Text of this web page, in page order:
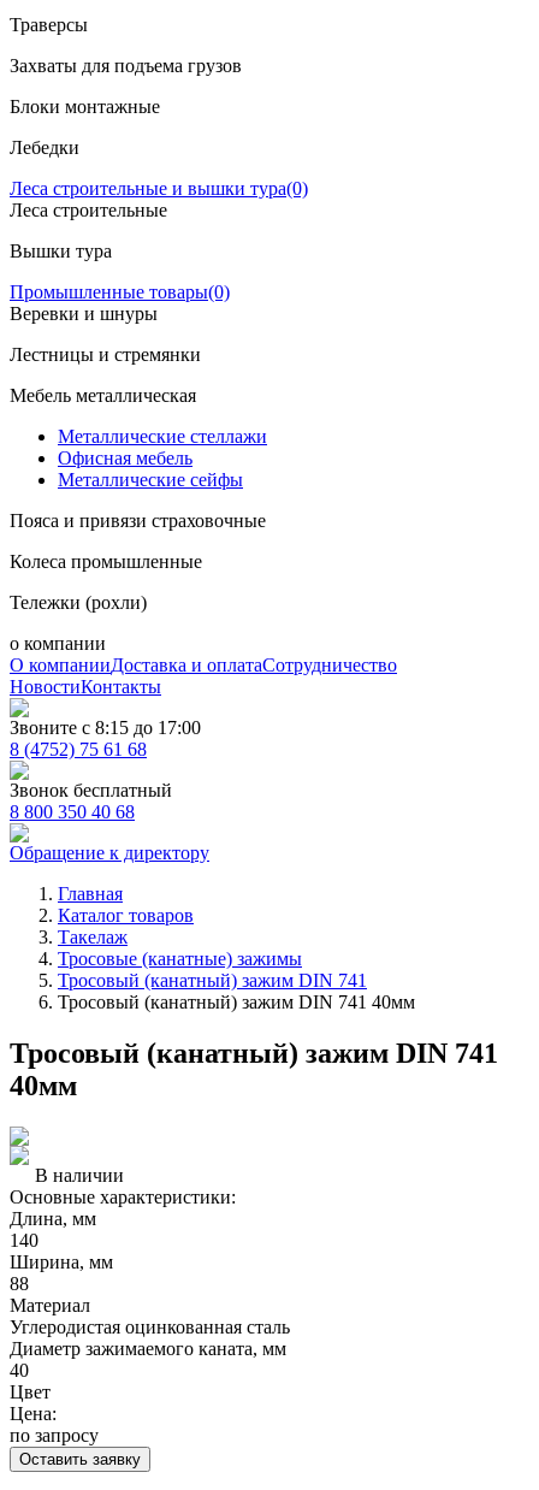
Траверсы
Захваты для подъема грузов
Блоки монтажные
Лебедки
Леса строительные и вышки тура(0)
Леса строительные
Вышки тура
Промышленные товары(0)
Веревки и шнуры
Лестницы и стремянки
Мебель металлическая
Металлические стеллажи
Офисная мебель
Металлические сейфы
Пояса и привязи страховочные
Колеса промышленные
Тележки (рохли)
о компании
О компанииДоставка и оплатаСотрудничество
НовостиКонтакты
Звоните с 8:15 до 17:00
8 (4752) 75 61 68
Звонок бесплатный
8 800 350 40 68
Обращение к директору
Главная
Каталог товаров
Такелаж
Тросовые (канатные) зажимы
Тросовый (канатный) зажим DIN 741
Тросовый (канатный) зажим DIN 741 40мм
Тросовый (канатный) зажим DIN 741
40мм
В наличии
Основные характеристики:
Длина, мм
140
Ширина, мм
88
Материал
Углеродистая оцинкованная сталь
Диаметр зажимаемого каната, мм
40
Цвет
Цена:
по запросу
Оставить заявку